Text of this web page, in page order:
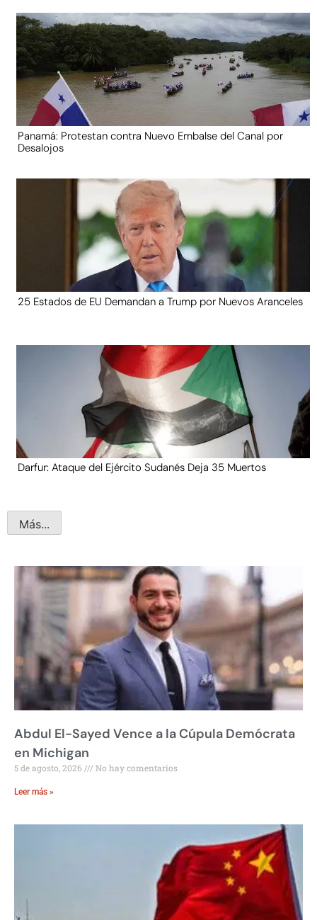
Panamá: Protestan contra Nuevo Embalse del Canal por
Desalojos
25 Estados de EU Demandan a Trump por Nuevos Aranceles
Darfur: Ataque del Ejército Sudanés Deja 35 Muertos
Más...
Abdul El-Sayed Vence a la Cúpula Demócrata
en Michigan
5 de agosto, 2026 No hay comentarios
Leer más »